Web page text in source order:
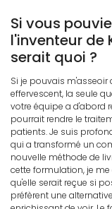
Si vous
l'inventeur de
serait quoi ?
Si je pouvais m'asseoir
effervescent, la seule
votre équipe a d'abord
pourrait rendre le
patients. Je suis
qui a transformé un
nouvelle méthode de
cette formulation, je
qu'elle serait reçue si
préfèrent une